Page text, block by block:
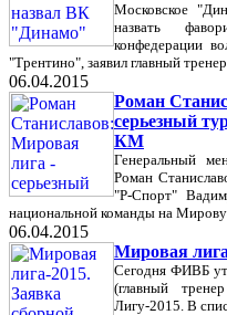
Московское
назвать
конфедерации
"Трентино", заявил главный
06.04.2015
Роман
серьезный
КМ
Генеральный
Роман
"Р-Спорт"
национальной команды на
06.04.2015
Мировая
Сегодня ФИВБ
(главный
Лигу-2015. В